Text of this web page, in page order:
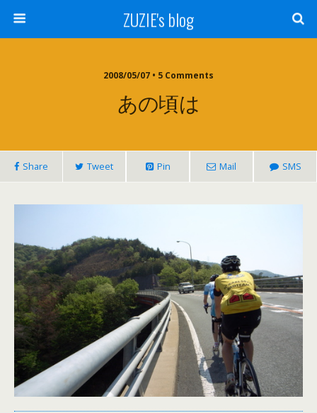
ZUZIE's blog
2008/05/07 • 5 Comments
あの頃は
Share Tweet Pin Mail SMS